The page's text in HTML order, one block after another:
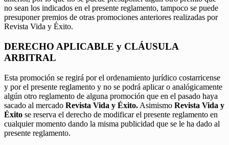
no sean los indicados en el presente reglamento, tampoco se puede
presuponer premios de otras promociones anteriores realizadas por
Revista Vida y Éxito.
DERECHO APLICABLE y CLÁUSULA
ARBITRAL
Esta promoción se regirá por el ordenamiento jurídico costarricense
y por el presente reglamento y no se podrá aplicar o analógicamente
algún otro reglamento de alguna promoción que en el pasado haya
sacado al mercado Revista Vida y Éxito. Asimismo Revista Vida y
Éxito se reserva el derecho de modificar el presente reglamento en
cualquier momento dando la misma publicidad que se le ha dado al
presente reglamento.